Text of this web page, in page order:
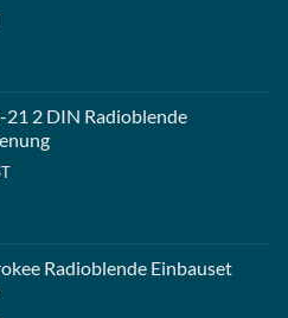
2 DIN Radioblende
Radioblende Einbauset